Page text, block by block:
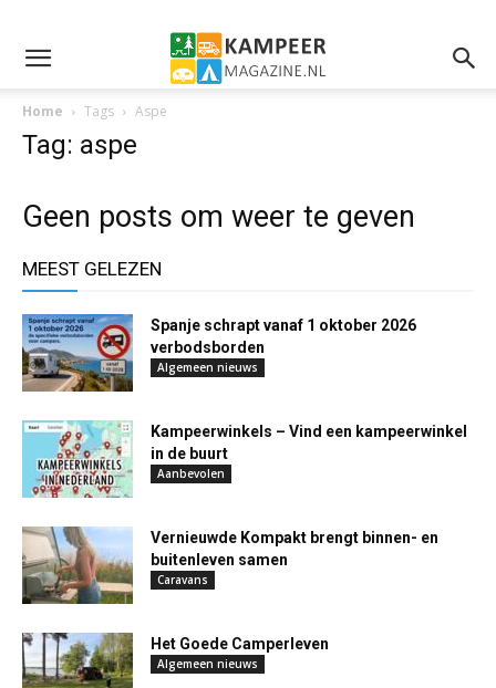
Home Tags Aspe
Tag: aspe
Geen posts om weer te geven
MEEST GELEZEN
Spanje schrapt vanaf 1 oktober 2026
verbodsborden
Algemeen nieuws
Kampeerwinkels – Vind een kampeerwinkel
in de buurt
Aanbevolen
Vernieuwde Kompakt brengt binnen- en
buitenleven samen
Caravans
Het Goede Camperleven
Algemeen nieuws